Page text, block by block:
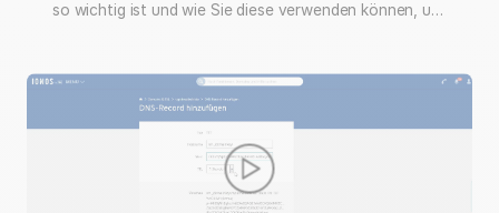
so wichtig ist und wie Sie diese verwenden können, um
Domains stehen, die auf keinen Fall angeschrieben
werden sollen. Dabei ist die Blacklist listenübergreifend: